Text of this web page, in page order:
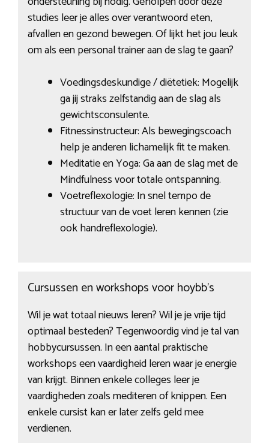
studies leer je alles over verantwoord eten,
afvallen en gezond bewegen. Of lijkt het jou leuk
om als een personal trainer aan de slag te gaan?
Voedingsdeskundige / diëtetiek: Mogelijk
ga jij straks zelfstandig aan de slag als
gewichtsconsulente.
Fitnessinstructeur: Als bewegingscoach
help je anderen lichamelijk fit te maken.
Meditatie en Yoga: Ga aan de slag met de
Mindfulness voor totale ontspanning.
Voetreflexologie: In snel tempo de
structuur van de voet leren kennen (zie
ook handreflexologie).
Cursussen en workshops voor hoybb’s
Wil je wat totaal nieuws leren? Wil je je vrije tijd
optimaal besteden? Tegenwoordig vind je tal van
hobbycursussen. In een aantal praktische
workshops een vaardigheid leren waar je energie
van krijgt. Binnen enkele colleges leer je
vaardigheden zoals mediteren of knippen. Een
enkele cursist kan er later zelfs geld mee
verdienen.